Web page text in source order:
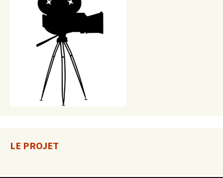
LE PROJET